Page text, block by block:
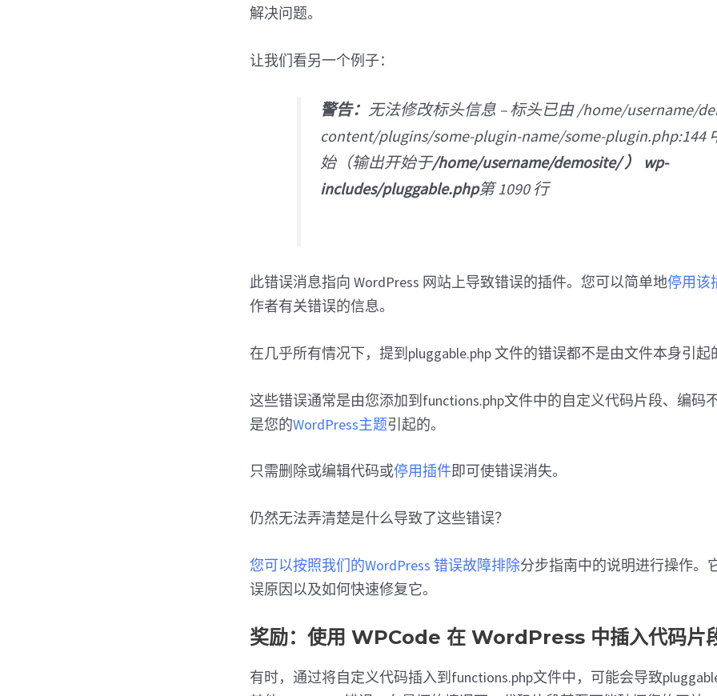
解决问题。
让我们看另一个例子：
警告： 无法修改标头信息 – 标头已由 /home/username/
content/plugins/some-plugin-name/some-plugin.php:144
始（输出开始于/home/username/demosite/ ） wp-
includes/pluggable.php第 1090 行
此错误消息指向 WordPress 网站上导致错误的插件。您可以简单地停用该
作者有关错误的信息。
在几乎所有情况下，提到pluggable.php 文件的错误都不是由文件本身引起
这些错误通常是由您添加到functions.php文件中的自定义代码片段、编码
是您的WordPress主题引起的。
只需删除或编辑代码或停用插件即可使错误消失。
仍然无法弄清楚是什么导致了这些错误？
您可以按照我们的WordPress 错误故障排除分步指南中的说明进行操作。
误原因以及如何快速修复它。
奖励：使用 WPCode 在 WordPress 中插入代码片
有时，通过将自定义代码插入到functions.php文件中，可能会导致